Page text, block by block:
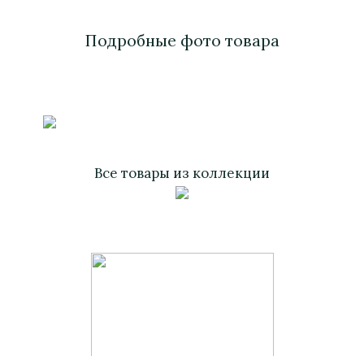
Подробные фото товара
Все товары из коллекции